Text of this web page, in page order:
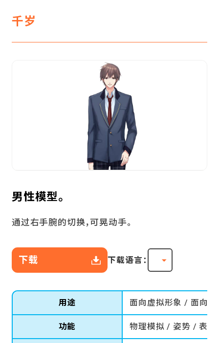
千岁
男性模型。
通过右手腕的切换，可晃动手。
下载 下载语言：
用途 面向虚拟形象 / 面向游
功能 物理模拟 / 姿势 / 表